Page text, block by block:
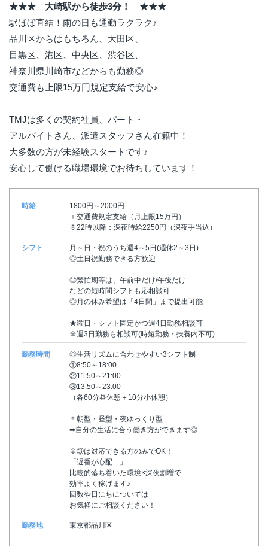
★★★ 大崎駅から徒歩3分！ ★★★
駅ほぼ直結！雨の日も通勤ラクラク♪
品川区からはもちろん、大田区、
目黒区、港区、中央区、渋谷区、
神奈川県川崎市などからも勤務◎
交通費も上限15万円規定支給で安心♪
TMJは多くの契約社員、パート・
アルバイトさん、派遣スタッフさん在籍中！
大多数の方が未経験スタートです♪
安心して働ける職場環境でお待ちしています！
時給
1800円～2000円
＋交通費規定支給（月上限15万円）
※22時以降：深夜時給2250円（深夜手当込）
シフト
月～日・祝のうち週4～5日(週休2～3日)
◎土日祝勤務できる方歓迎
◎繁忙期等は、午前中だけ/午後だけ
などの短時間シフトも応相談可
◎月の休み希望は「4日間」まで提出可能
★曜日・シフト固定かつ週4日勤務相談可
※週3日勤務も相談可(時短勤務・扶養内不可)
勤務時間
◎生活リズムに合わせやすい3シフト制
①8:50～18:00
②11:50～21:00
③13:50～23:00
（各60分昼休憩＋10分小休憩）
＊朝型・昼型・夜ゆっくり型
➡自分の生活に合う働き方ができます◎
※③は対応できる方のみでOK！
「遅番が心配…」
比較的落ち着いた環境×深夜割増で
効率よく稼げます♪
回数や日にちについては
お気軽にご相談ください！
勤務地 東京都品川区